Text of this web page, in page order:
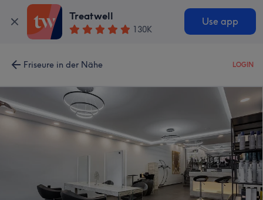
Treatwell
130K
Use app
Friseure in der Nähe LOGIN